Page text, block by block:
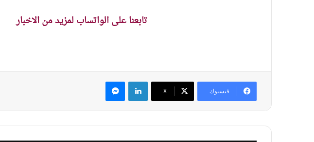
تابعنا على الواتساب لمزيد من الاخبار
فيسبوك ‫X
لينكدإن ماسنجر